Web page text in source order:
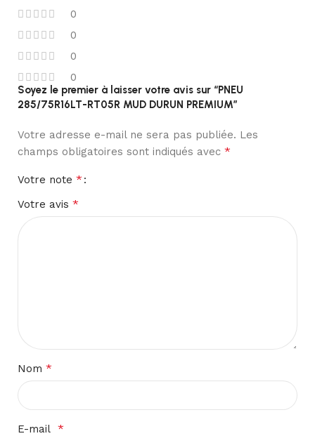
0
0
0
0
Soyez le premier à laisser votre avis sur “PNEU
285/75R16LT-RT05R MUD DURUN PREMIUM”
Votre adresse e-mail ne sera pas publiée. Les
champs obligatoires sont indiqués avec *
Votre note *
Votre avis *
Nom *
E-mail *